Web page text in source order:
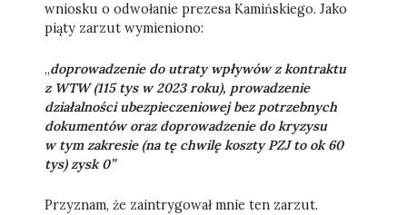
wniosku o odwołanie prezesa Kamińskiego. Jako
piąty zarzut wymieniono:
„doprowadzenie do utraty wpływów z kontraktu
z WTW (115 tys w 2023 roku), prowadzenie
działalności ubezpieczeniowej bez potrzebnych
dokumentów oraz doprowadzenie do kryzysu
w tym zakresie (na tę chwilę koszty PZJ to ok 60
tys) zysk 0”
Przyznam, że zaintrygował mnie ten zarzut.